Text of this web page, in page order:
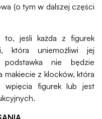
(o tym w dalszej części
to, jeśli każda z figurek
która uniemożliwi jej
nie będzie
makiecie z klocków, która
wpięcia figurek lub jest